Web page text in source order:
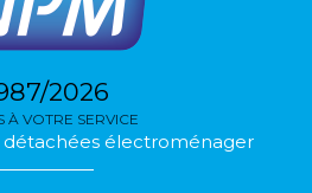
2026
À VOTRE SERVICE
détachées électroménager